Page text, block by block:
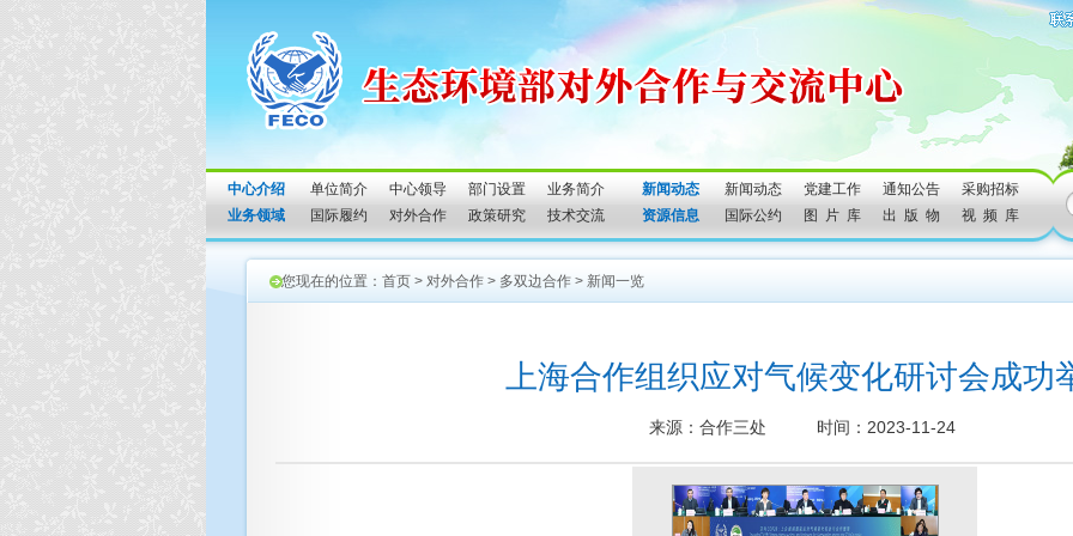
中心介绍 单位简介 中心领导 部门设置
业务简介
业务领域
国际履约 对外合作 政策研究 技术交流
新闻动态 新闻动态 党建工作 通知公告
采购招标
资源信息
国际公约 图 片 库 出 版 物 视 频 库
您现在的位置： 首页 > 对外合作 > 多双边合作 > 新闻一览
上海合作组织应对气候变化研讨会成功
来源：合作三处 时间：2023-11-24